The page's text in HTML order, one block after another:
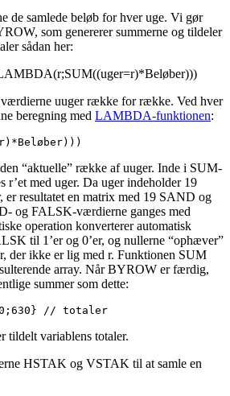
de samlede beløb for hver uge. Vi gør
som genererer summerne og tildeler
sådan her:
uuger række for række. Ved hver
beregning med LAMBDA-funktionen:
“aktuelle” række af uuger. Inde i SUM-
r’et med uger. Da uger indeholder 19
er resultatet en matrix med 19 SAND og
og FALSK-værdierne ganges med
operation konverterer automatisk
til 1’er og 0’er, og nullerne “ophæver”
der ikke er lig med r. Funktionen SUM
array. Når BYROW er færdig,
summer som dette:
// totaler
tildelt variablens totaler.
HSTAK og VSTAK til at samle en